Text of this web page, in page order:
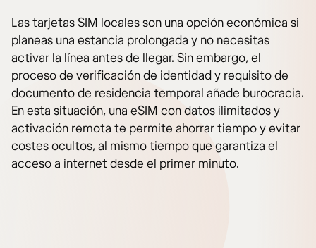
Las tarjetas SIM locales son una opción económica si
planeas una estancia prolongada y no necesitas
activar la línea antes de llegar. Sin embargo, el
proceso de verificación de identidad y requisito de
documento de residencia temporal añade burocracia.
En esta situación, una eSIM con datos ilimitados y
activación remota te permite ahorrar tiempo y evitar
costes ocultos, al mismo tiempo que garantiza el
acceso a internet desde el primer minuto.